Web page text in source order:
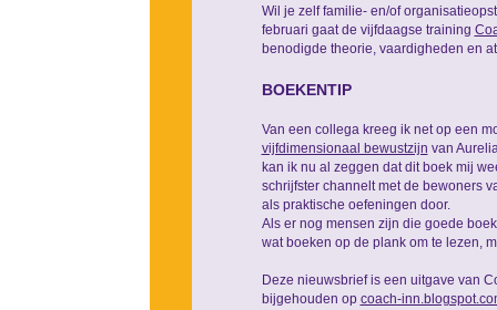
Wil je zelf familie- en/of
februari gaat de vijfdaagse training
benodigde theorie, vaardigheden en
BOEKENTIP
Van een collega kreeg ik net op een
vijfdimensionaal bewustzijn van
kan ik nu al zeggen dat dit boek mij
schrijfster channelt met de bewoners
als praktische oefeningen door.
Als er nog mensen zijn die goede
wat boeken op de plank om te lezen,
Deze nieuwsbrief is een uitgave van
bijgehouden op coach-